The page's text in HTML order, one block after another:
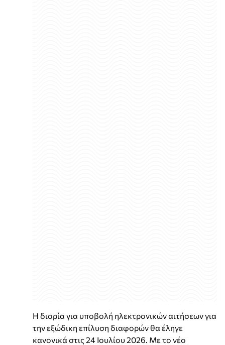
Η διορία για υποβολή ηλεκτρονικών αιτήσεων για
την εξώδικη επίλυση διαφορών θα έληγε
κανονικά στις 24 Ιουλίου 2026. Με το νέο